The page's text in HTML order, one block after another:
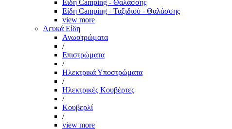
Είδη Camping - Θαλάσσης
Είδη Camping - Ταξιδιού - Θαλάσσης
view more
Λευκά Είδη
Ανωστρώματα
/
Επιστρώματα
/
Ηλεκτρικά Υποστρώματα
/
Ηλεκτρικές Κουβέρτες
/
Κουβερλί
/
view more